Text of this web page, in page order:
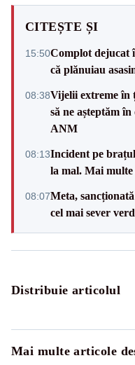
CITEȘTE ȘI
15:50Complot dejucat
că plănuiau
08:38Vijelii extreme în
să ne așteptăm
ANM
08:13Incident pe
la mal. Mai
08:07Meta,
cel mai sever
Distribuie articolul
Mai multe articole